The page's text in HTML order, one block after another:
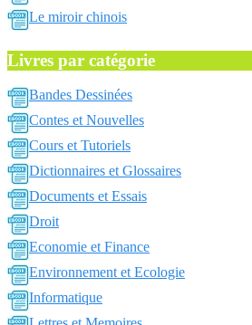
Le miroir chinois
Livres par catégorie
Bandes Dessinées
Contes et Nouvelles
Cours et Tutoriels
Dictionnaires et Glossaires
Documents et Essais
Droit
Economie et Finance
Environnement et Ecologie
Informatique